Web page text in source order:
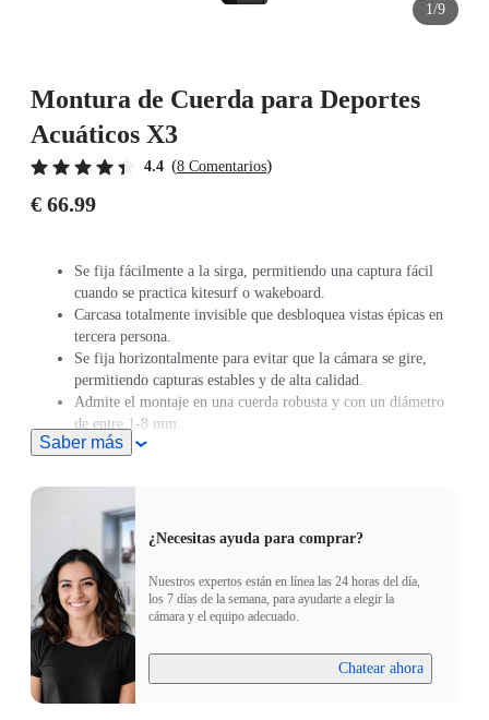
1/9
Montura de Cuerda para Deportes
Acuáticos X3
4.4 (8 Comentarios)
€ 66.99
Se fija fácilmente a la sirga, permitiendo una captura fácil
cuando se practica kitesurf o wakeboard.
Carcasa totalmente invisible que desbloquea vistas épicas en
tercera persona.
Se fija horizontalmente para evitar que la cámara se gire,
permitiendo capturas estables y de alta calidad.
Admite el montaje en una cuerda robusta y con un diámetro
de entre 1-8 mm.
Saber más
¿Necesitas ayuda para comprar?
Nuestros expertos están en línea las 24 horas del día,
los 7 días de la semana, para ayudarte a elegir la
cámara y el equipo adecuado.
Chatear ahora